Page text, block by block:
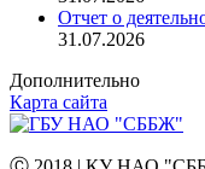
Отчет о
31.07.2026
Дополнительно
Карта сайта